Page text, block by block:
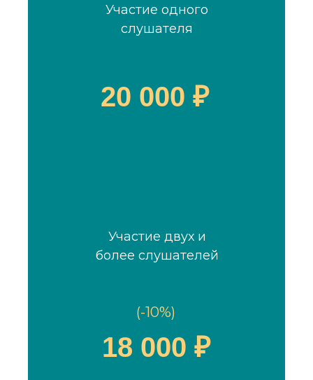
Участие одного
слушателя
Участие двух и
более слушателей
20 000 ₽
(-10%)
18 000 ₽